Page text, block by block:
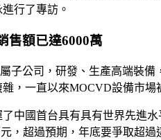
行了專訪。
售額已達6000萬
子公司，研發、生產高端裝
，一直以來MOCVD設備市場
了中國首台具有具有世界先進
，超過預期，年底要爭取超